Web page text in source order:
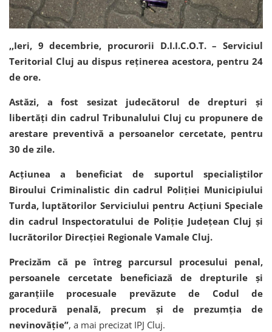
,,Ieri, 9 decembrie, procurorii D.I.I.C.O.T. – Serviciul
Teritorial Cluj au dispus reținerea acestora, pentru 24
de ore.
Astăzi, a fost sesizat judecătorul de drepturi și
libertăți din cadrul Tribunalului Cluj cu propunere de
arestare preventivă a persoanelor cercetate, pentru
30 de zile.
Acțiunea a beneficiat de suportul specialiștilor
Biroului Criminalistic din cadrul Poliției Municipiului
Turda, luptătorilor Serviciului pentru Acțiuni Speciale
din cadrul Inspectoratului de Poliție Județean Cluj și
lucrătorilor Direcției Regionale Vamale Cluj.
Precizăm că pe întreg parcursul procesului penal,
persoanele cercetate beneficiază de drepturile și
garanțiile procesuale prevăzute de Codul de
procedură penală, precum și de prezumția de
nevinovăție”, a mai precizat IPJ Cluj.